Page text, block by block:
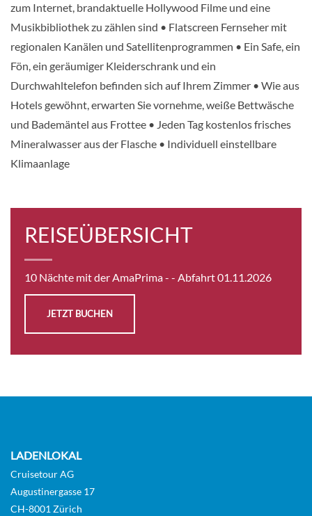
Violin-Deck
CHF 8'112.00
AUSWÄHLEN
KABINE
ANFRAGEN
zum Internet, brandaktuelle Hollywood Filme und eine
Musikbibliothek zu zählen sind • Flatscreen Fernseher mit
regionalen Kanälen und Satellitenprogrammen • Ein Safe, ein
Fön, ein geräumiger Kleiderschrank und ein
Durchwahltelefon befinden sich auf Ihrem Zimmer • Wie aus
Hotels gewöhnt, erwarten Sie vornehme, weiße Bettwäsche
und Bademäntel aus Frottee • Jeden Tag kostenlos frisches
Mineralwasser aus der Flasche • Individuell einstellbare
Klimaanlage
REISEÜBERSICHT
10 Nächte mit der AmaPrima - - Abfahrt 01.11.2026
JETZT BUCHEN
LADENLOKAL
Cruisetour AG
Augustinergasse 17
CH-8001 Zürich